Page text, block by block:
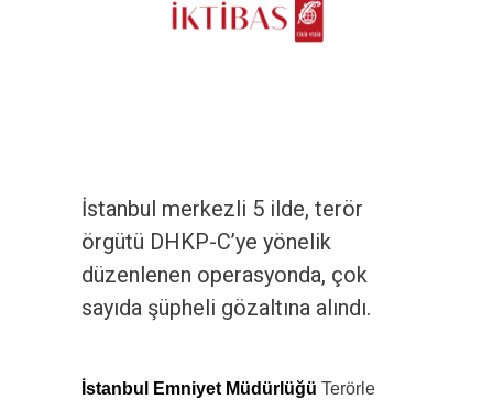
İstanbul merkezli 5 ilde, terör
örgütü DHKP-C’ye yönelik
düzenlenen operasyonda, çok
sayıda şüpheli gözaltına alındı.
İstanbul Emniyet Müdürlüğü Terörle